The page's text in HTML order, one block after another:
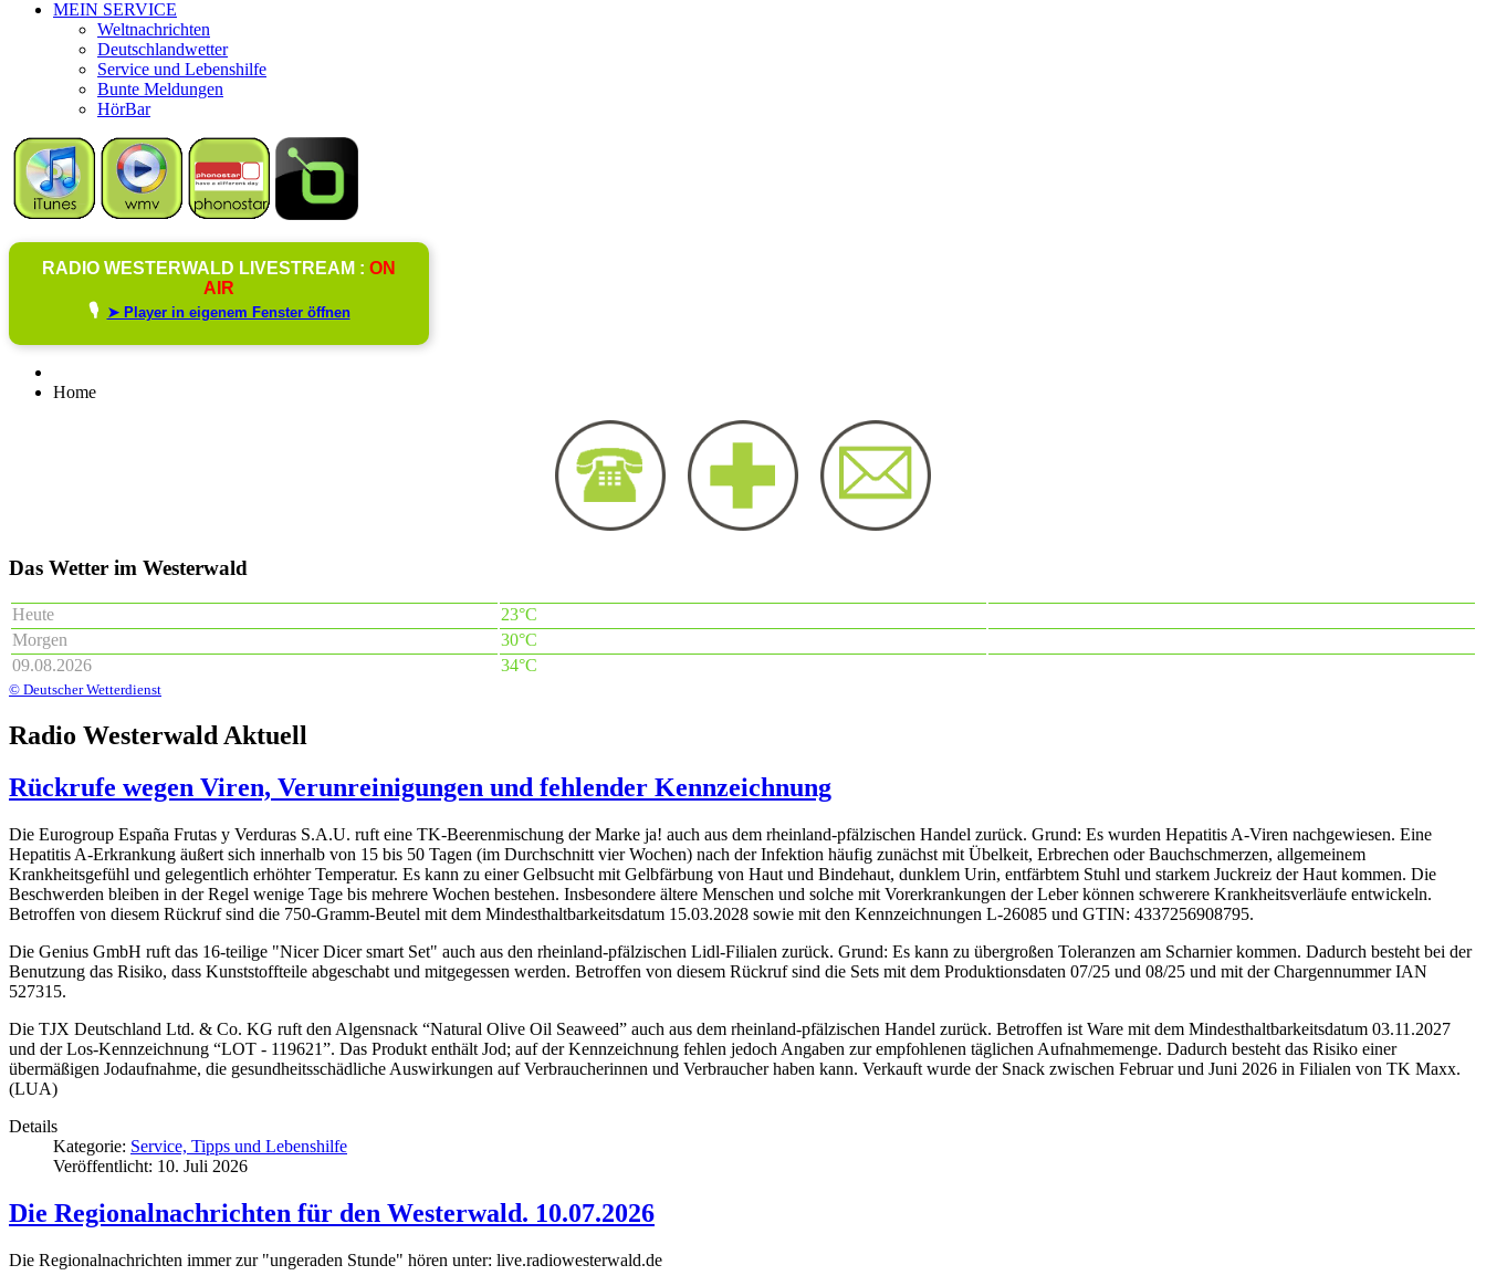
MEIN SERVICE
Weltnachrichten
Deutschlandwetter
Service und Lebenshilfe
Bunte Meldungen
HörBar
RADIO WESTERWALD LIVESTREAM : ON
AIR
🎙️ ➤ Player in eigenem Fenster öffnen
Home
Das Wetter im Westerwald
Heute
23°C
Morgen
30°C
09.08.2026
34°C
© Deutscher Wetterdienst
Radio Westerwald Aktuell
Rückrufe wegen Viren, Verunreinigungen und fehlender Kennzeichnung
Die Eurogroup España Frutas y Verduras S.A.U. ruft eine TK-Beerenmischung der Marke ja! auch aus dem rheinland-pfälzischen Handel zurück. Grund: Es wurden Hepatitis A-Viren nachgewiesen. Eine
Hepatitis A-Erkrankung äußert sich innerhalb von 15 bis 50 Tagen (im Durchschnitt vier Wochen) nach der Infektion häufig zunächst mit Übelkeit, Erbrechen oder Bauchschmerzen, allgemeinem
Krankheitsgefühl und gelegentlich erhöhter Temperatur. Es kann zu einer Gelbsucht mit Gelbfärbung von Haut und Bindehaut, dunklem Urin, entfärbtem Stuhl und starkem Juckreiz der Haut kommen. Die
Beschwerden bleiben in der Regel wenige Tage bis mehrere Wochen bestehen. Insbesondere ältere Menschen und solche mit Vorerkrankungen der Leber können schwerere Krankheitsverläufe entwickeln.
Betroffen von diesem Rückruf sind die 750-Gramm-Beutel mit dem Mindesthaltbarkeitsdatum 15.03.2028 sowie mit den Kennzeichnungen L-26085 und GTIN: 4337256908795.
Die Genius GmbH ruft das 16-teilige "Nicer Dicer smart Set" auch aus den rheinland-pfälzischen Lidl-Filialen zurück. Grund: Es kann zu übergroßen Toleranzen am Scharnier kommen. Dadurch besteht bei der
Benutzung das Risiko, dass Kunststoffteile abgeschabt und mitgegessen werden. Betroffen von diesem Rückruf sind die Sets mit dem Produktionsdaten 07/25 und 08/25 und mit der Chargennummer IAN
527315.
Die TJX Deutschland Ltd. & Co. KG ruft den Algensnack “Natural Olive Oil Seaweed” auch aus dem rheinland-pfälzischen Handel zurück. Betroffen ist Ware mit dem Mindesthaltbarkeitsdatum 03.11.2027
und der Los-Kennzeichnung “LOT - 119621”. Das Produkt enthält Jod; auf der Kennzeichnung fehlen jedoch Angaben zur empfohlenen täglichen Aufnahmemenge. Dadurch besteht das Risiko einer
übermäßigen Jodaufnahme, die gesundheitsschädliche Auswirkungen auf Verbraucherinnen und Verbraucher haben kann. Verkauft wurde der Snack zwischen Februar und Juni 2026 in Filialen von TK Maxx.
(LUA)
Details
Kategorie: Service, Tipps und Lebenshilfe
Veröffentlicht: 10. Juli 2026
Die Regionalnachrichten für den Westerwald. 10.07.2026
Die Regionalnachrichten immer zur "ungeraden Stunde" hören unter: live.radiowesterwald.de